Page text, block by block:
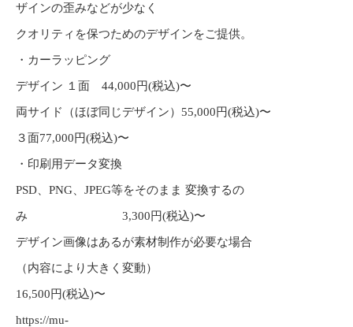
ザインの歪みなどが少なく
クオリティを保つためのデザインをご提供。
・カーラッピング
デザイン １面 44,000円(税込)〜
両サイド（ほぼ同じデザイン）55,000円(税込)〜
３面77,000円(税込)〜
・印刷用データ変換
PSD、PNG、JPEG等をそのまま 変換するの
み 3,300円(税込)〜
デザイン画像はあるが素材制作が必要な場合
（内容により大きく変動）
16,500円(税込)〜
https://mu-